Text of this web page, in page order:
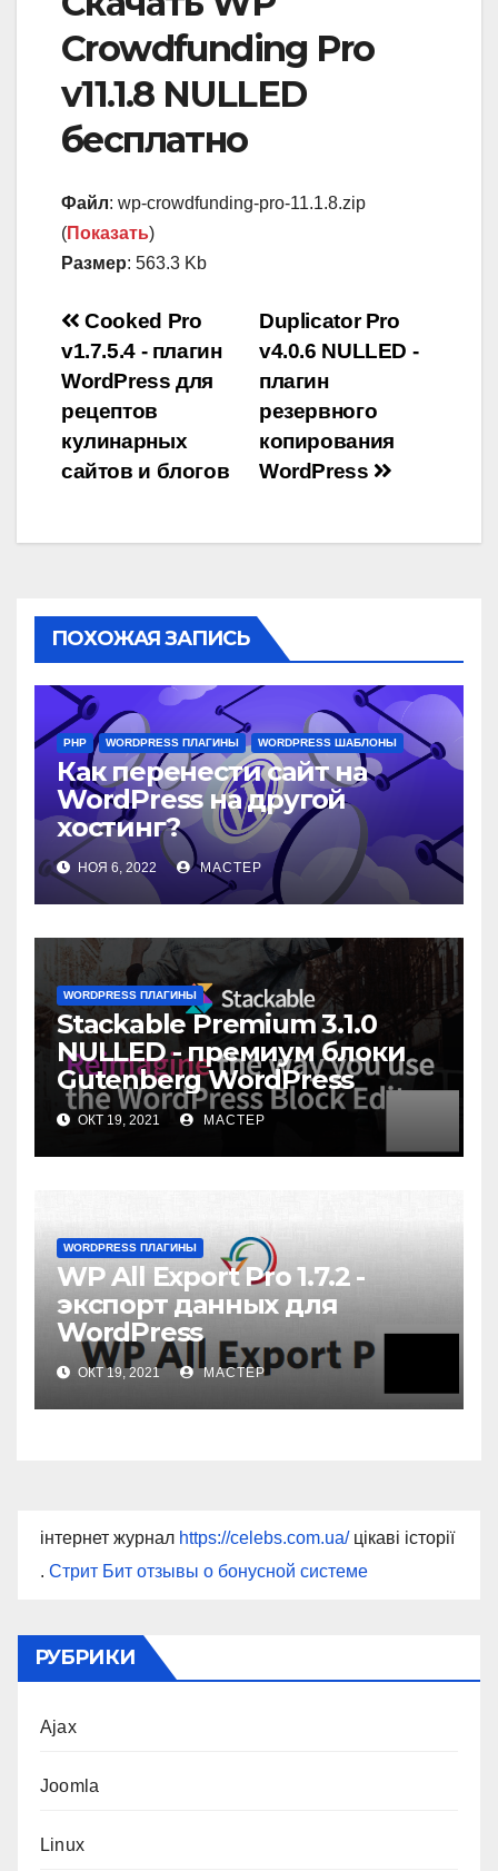
Crowdfunding Pro
v11.1.8 NULLED
бесплатно
Файл: wp-crowdfunding-pro-11.1.8.zip
(Показать)
Размер: 563.3 Kb
Навигация
по
записям
Duplicator Pro
v4.0.6 NULLED -
плагин
резервного
копирования
WordPress
Cooked Pro
v1.7.5.4 - плагин
WordPress для
рецептов
кулинарных
сайтов и блогов
ПОХОЖАЯ ЗАПИСЬ
PHP WORDPRESS ПЛАГИНЫ WORDPRESS ШАБЛОНЫ
Как перенести сайт на
WordPress на другой
хостинг?
НОЯ 6, 2022 МАСТЕР
WORDPRESS ПЛАГИНЫ
Stackable Premium 3.1.0
NULLED - премиум блоки
Gutenberg WordPress
ОКТ 19, 2021 МАСТЕР
WORDPRESS ПЛАГИНЫ
WP All Export Pro 1.7.2 -
экспорт данных для
WordPress
ОКТ 19, 2021 МАСТЕР
інтернет журнал https://celebs.com.ua/цікаві історії
. Стрит Бит отзывы о бонусной системе
РУБРИКИ
Ajax
Joomla
Linux